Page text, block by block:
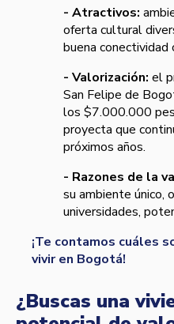
- Atractivos:
oferta cultural
buena
- Valorización: el
San Felipe de
los $7.000.000
proyecta que
próximos años.
- Razones de la
su ambiente único,
universidades,
¡Te contamos cuáles
vivir en Bogotá!
¿Buscas una